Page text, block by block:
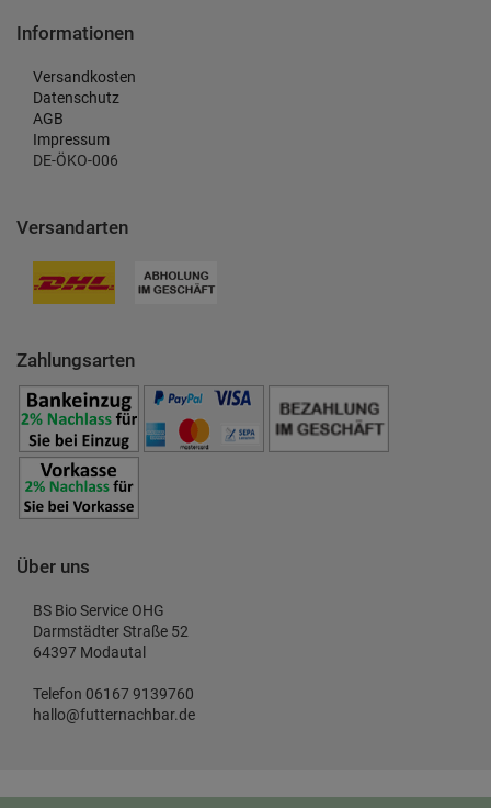
Informationen
Versandkosten
Datenschutz
AGB
Impressum
DE-ÖKO-006
Versandarten
Zahlungsarten
Über uns
BS Bio Service OHG
Darmstädter Straße 52
64397 Modautal
Telefon 06167 9139760
hallo@futternachbar.de